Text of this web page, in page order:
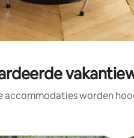
accommodaties worden